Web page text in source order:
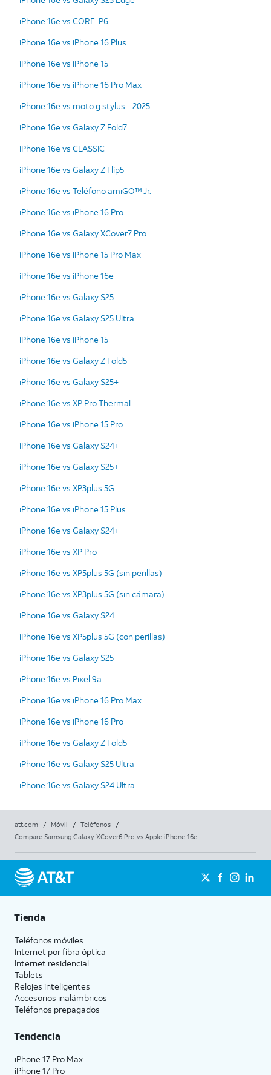
iPhone 16e vs CORE-P6
iPhone 16e vs iPhone 16 Plus
iPhone 16e vs iPhone 15
iPhone 16e vs iPhone 16 Pro Max
iPhone 16e vs moto g stylus - 2025
iPhone 16e vs Galaxy Z Fold7
iPhone 16e vs CLASSIC
iPhone 16e vs Galaxy Z Flip5
iPhone 16e vs Teléfono amiGO™ Jr.
iPhone 16e vs iPhone 16 Pro
iPhone 16e vs Galaxy XCover7 Pro
iPhone 16e vs iPhone 15 Pro Max
iPhone 16e vs iPhone 16e
iPhone 16e vs Galaxy S25
iPhone 16e vs Galaxy S25 Ultra
iPhone 16e vs iPhone 15
iPhone 16e vs Galaxy Z Fold5
iPhone 16e vs Galaxy S25+
iPhone 16e vs XP Pro Thermal
iPhone 16e vs iPhone 15 Pro
iPhone 16e vs Galaxy S24+
iPhone 16e vs Galaxy S25+
iPhone 16e vs XP3plus 5G
iPhone 16e vs iPhone 15 Plus
iPhone 16e vs Galaxy S24+
iPhone 16e vs XP Pro
iPhone 16e vs XP5plus 5G (sin perillas)
iPhone 16e vs XP3plus 5G (sin cámara)
iPhone 16e vs Galaxy S24
iPhone 16e vs XP5plus 5G (con perillas)
iPhone 16e vs Galaxy S25
iPhone 16e vs Pixel 9a
iPhone 16e vs iPhone 16 Pro Max
iPhone 16e vs iPhone 16 Pro
iPhone 16e vs Galaxy Z Fold5
iPhone 16e vs Galaxy S25 Ultra
iPhone 16e vs Galaxy S24 Ultra
att.com / Móvil / Teléfonos
/
Compare Samsung Galaxy XCover6 Pro vs Apple iPhone 16e
Tienda
Teléfonos móviles
Internet por fibra óptica
Internet residencial
Tablets
Relojes inteligentes
Accesorios inalámbricos
Teléfonos prepagados
Tendencia
iPhone 17 Pro Max
iPhone 17 Pro